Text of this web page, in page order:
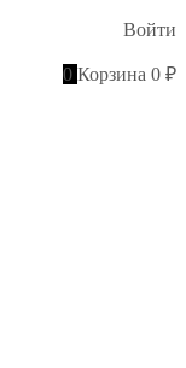
Войти
0 Корзина 0 ₽